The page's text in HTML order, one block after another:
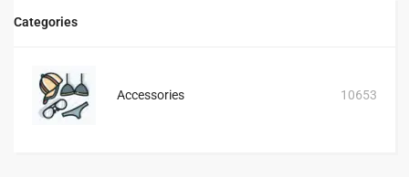
Categories
Accessories 10653